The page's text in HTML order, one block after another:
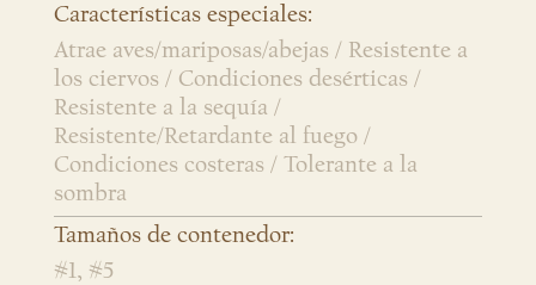
Características especiales:
Atrae aves/mariposas/abejas / Resistente a
los ciervos / Condiciones desérticas /
Resistente a la sequía /
Resistente/Retardante al fuego /
Condiciones costeras / Tolerante a la
sombra
Tamaños de contenedor:
#1, #5